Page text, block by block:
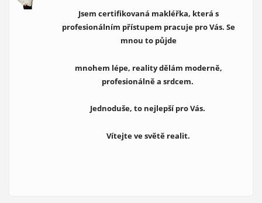
Jsem certifikovaná makléřka, která s
profesionálním přístupem pracuje pro Vás. Se
mnou to půjde
mnohem lépe, reality dělám moderně,
profesionálně a srdcem.
Jednoduše, to nejlepší pro Vás.
Vítejte ve světě realit.